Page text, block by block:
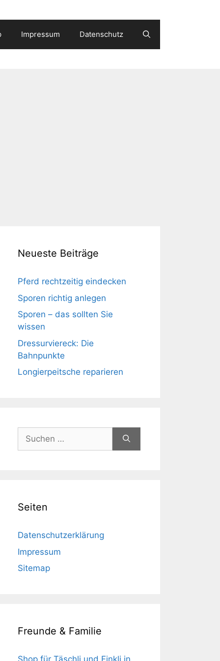
Impressum Datenschutz
Neueste Beiträge
Pferd rechtzeitig eindecken
Sporen richtig anlegen
Sporen – das sollten Sie
wissen
Dressurviereck: Die
Bahnpunkte
Longierpeitsche reparieren
Suchen
nach:
Seiten
Datenschutzerklärung
Impressum
Sitemap
Freunde & Familie
Shop für Täschli und Finkli in